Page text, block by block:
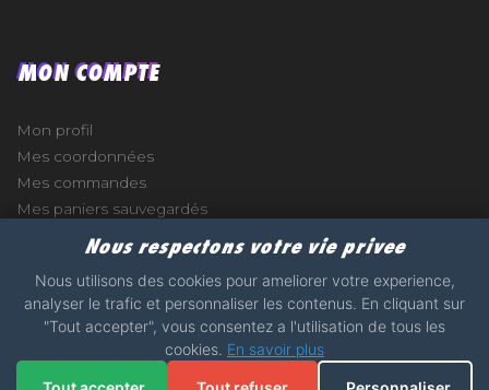
MON COMPTE
Mon profil
Mes coordonnées
Mes commandes
Mes paniers sauvegardés
2017 - 2026 - STICKERS-GARAGE.COM - MADE WITH
Nous respectons votre vie privee
Nous utilisons des cookies pour ameliorer votre experience,
analyser le trafic et personnaliser les contenus. En cliquant sur
"Tout accepter", vous consentez a l'utilisation de tous les
cookies. En savoir plus